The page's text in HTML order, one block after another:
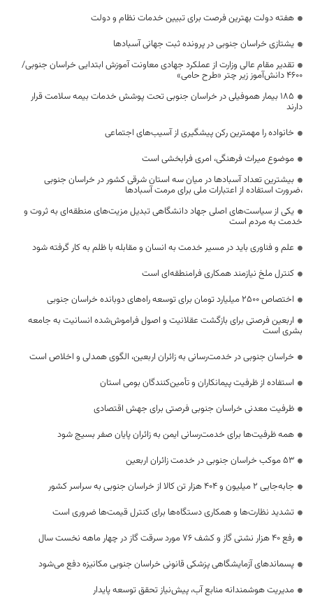
هفته دولت بهترین فرصت برای تبیین خدمات نظام و دولت
یشتازی خراسان جنوبی در پرونده ثبت جهانی آسبادها
تقدیر مقام عالی وزارت از عملکرد جهادی معاونت آموزش ابتدایی خراسان جنوبی/
۴۶۰۰ دانش‌آموز زیر چتر «طرح حامی»
۱۸۵ بیمار هموفیلی در خراسان جنوبی تحت پوشش خدمات بیمه سلامت قرار
دارند
خانواده را مهمترین رکن پیشگیری از آسیب‌های اجتماعی
موضوع میراث فرهنگی، امری فرابخشی است
بیشترین تعداد آسبادها در میان سه استان شرقی کشور در خراسان جنوبی
،ضرورت استفاده از اعتبارات ملی برای مرمت آسبادها
یکی از سیاست‌های اصلی جهاد دانشگاهی تبدیل مزیت‌های منطقه‌ای به ثروت و
خدمت به مردم است
علم و فناوری باید در مسیر خدمت به انسان و مقابله با ظلم به کار گرفته شود
کنترل ملخ نیازمند همکاری فرامنطقه‌ای است
اختصاص 2500 میلیارد تومان برای توسعه راه‌های دوبانده خراسان جنوبی
اربعین فرصتی برای بازگشت عقلانیت و اصول فراموش‌شده انسانیت به جامعه
بشری است
خراسان جنوبی در خدمت‌رسانی به زائران اربعین، الگوی همدلی و اخلاص است
استفاده از ظرفیت پیمانکاران و تأمین‌کنندگان بومی استان
ظرفیت معدنی خراسان جنوبی فرصتی برای جهش اقتصادی
همه ظرفیت‌ها برای خدمت‌رسانی ایمن به زائران پایان صفر بسیج شود
53 موکب خراسان جنوبی در خدمت زائران اربعین
جابه‌جایی 2 میلیون و 404 هزار تن کالا از خراسان جنوبی به سراسر کشور
تشدید نظارت‌ها و همکاری دستگاه‌ها برای کنترل قیمت‌ها ضروری است
رفع 40 هزار نشتی گاز و کشف 76 مورد سرقت گاز در چهار ماهه نخست سال
پسماندهای آزمایشگاهی پزشکی قانونی خراسان جنوبی مکانیزه دفع می‌شود
مدیریت هوشمندانه منابع آب، پیش‌نیاز تحقق توسعه پایدار